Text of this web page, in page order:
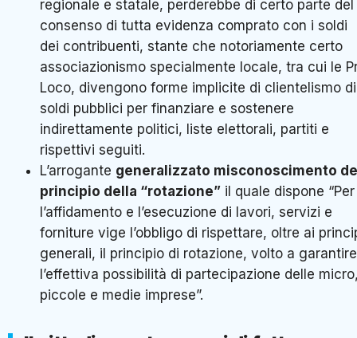
regionale e statale, perderebbe di certo parte del
consenso di tutta evidenza comprato con i soldi
dei contribuenti, stante che notoriamente certo
associazionismo specialmente locale, tra cui le
Loco, divengono forme implicite di clientelismo di
soldi pubblici per finanziare e sostenere
indirettamente politici, liste elettorali, partiti e
rispettivi seguiti.
L’arrogante generalizzato misconoscimento
principio della “rotazione” il quale dispone “Per
l’affidamento e l’esecuzione di lavori, servizi e
forniture vige l’obbligo di rispettare, oltre ai
generali, il principio di rotazione, volto a garantire
l’effettiva possibilità di partecipazione delle
piccole e medie imprese”.